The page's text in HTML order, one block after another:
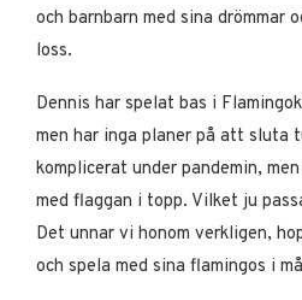
och barnbarn med sina drömmar
loss.
Dennis har spelat bas i
men har inga planer på att sluta
komplicerat under pandemin,
med flaggan i topp. Vilket ju
Det unnar vi honom verkligen,
och spela med sina flamingos i